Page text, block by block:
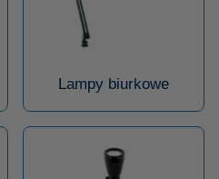
Lampy biurkowe